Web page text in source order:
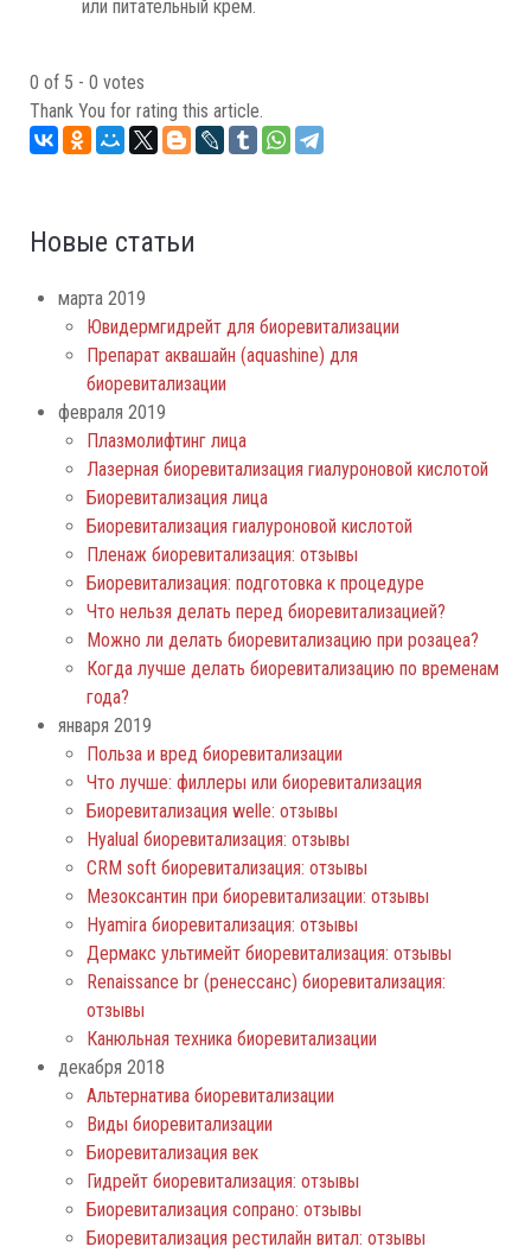
или питательный крем.
User
Rating:
0
0 of 5 - 0 votes
Thank You for rating this article.
Новые статьи
марта 2019
Ювидермгидрейт для биоревитализации
Препарат аквашайн (aquashine) для
биоревитализации
февраля 2019
Плазмолифтинг лица
Лазерная биоревитализация гиалуроновой кислотой
Биоревитализация лица
Биоревитализация гиалуроновой кислотой
Пленаж биоревитализация: отзывы
Биоревитализация: подготовка к процедуре
Что нельзя делать перед биоревитализацией?
Можно ли делать биоревитализацию при розацеа?
Когда лучше делать биоревитализацию по временам
года?
января 2019
Польза и вред биоревитализации
Что лучше: филлеры или биоревитализация
Биоревитализация welle: отзывы
Нyalual биоревитализация: отзывы
СRM soft биоревитализация: отзывы
Мезоксантин при биоревитализации: отзывы
Hyamira биоревитализация: отзывы
Дермакс ультимейт биоревитализация: отзывы
Renaissance br (ренессанс) биоревитализация:
отзывы
Канюльная техника биоревитализации
декабря 2018
Альтернатива биоревитализации
Виды биоревитализации
Биоревитализация век
Гидрейт биоревитализация: отзывы
Биоревитализация сопрано: отзывы
Биоревитализация рестилайн витал: отзывы